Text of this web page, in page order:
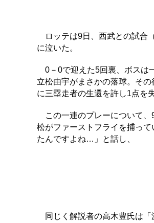
ロッテは9日、西武との試合
に泣いた。
0－0で迎えた5回裏、ボスは
立松由宇がまさかの落球。そ
に三塁走者の生還を許し1点を
この一連のプレーについて、
松がファーストフライを捕っ
たんですよね…」と話し、
同じく解説者の高木豊氏は「